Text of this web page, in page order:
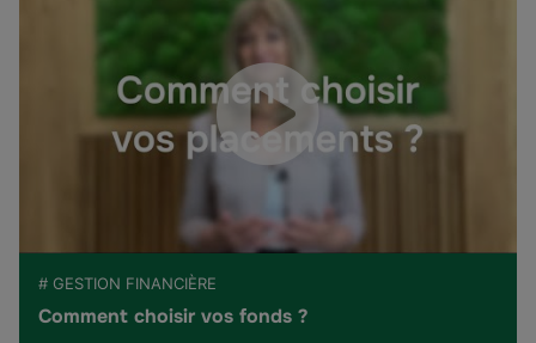
# GESTION FINANCIÈRE
Comment choisir vos fonds ?